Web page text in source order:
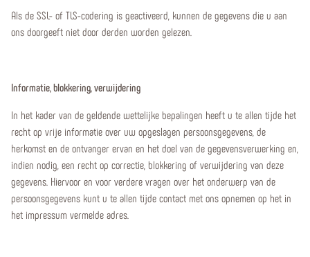
Als de SSL- of TLS-codering is geactiveerd, kunnen de gegevens die u aan
ons doorgeeft niet door derden worden gelezen.
Informatie, blokkering, verwijdering
In het kader van de geldende wettelijke bepalingen heeft u te allen tijde het
recht op vrije informatie over uw opgeslagen persoonsgegevens, de
herkomst en de ontvanger ervan en het doel van de gegevensverwerking en,
indien nodig, een recht op correctie, blokkering of verwijdering van deze
gegevens. Hiervoor en voor verdere vragen over het onderwerp van de
persoonsgegevens kunt u te allen tijde contact met ons opnemen op het in
het impressum vermelde adres.